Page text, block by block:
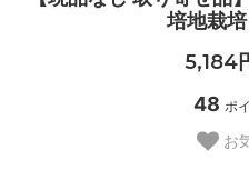
培地栽
5,184
48 ポ
お